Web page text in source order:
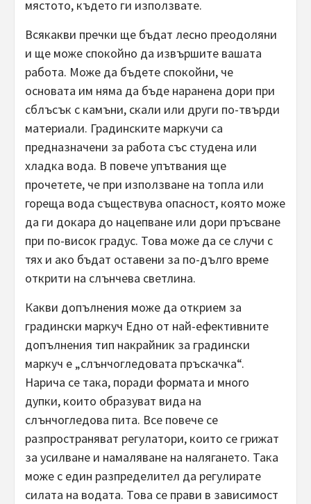
мястото, където ги използвате.
Всякакви пречки ще бъдат лесно преодоляни
и ще може спокойно да извършите вашата
работа. Може да бъдете спокойни, че
основата им няма да бъде наранена дори при
сблъсък с камъни, скали или други по-твърди
материали. Градинските маркучи са
предназначени за работа със студена или
хладка вода. В повече упътвания ще
прочетете, че при използване на топла или
гореща вода съществува опасност, която може
да ги докара до нацепване или дори пръсване
при по-висок градус. Това може да се случи с
тях и ако бъдат оставени за по-дълго време
открити на слънчева светлина.
Какви допълнения може да открием за
градински маркуч Едно от най-ефективните
допълнения тип накрайник за градински
маркуч е „слънчогледовата пръскачка“.
Нарича се така, поради формата и много
дупки, които образуват вида на
слънчогледова пита. Все повече се
разпространяват регулатори, които се грижат
за усилване и намаляване на налягането. Така
може с един разпределител да регулирате
силата на водата. Това се прави в зависимост